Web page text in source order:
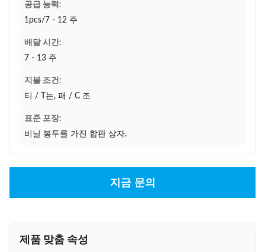
공급 능력:
1pcs/7 - 12 주
배달 시간:
7 - 13 주
지불 조건:
티 / T는, 패 / C 조
표준 포장:
비닐 봉투를 가진 합판 상자.
지금 문의
제품 맞춤 속성